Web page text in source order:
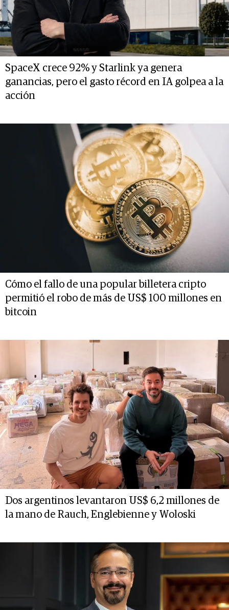
SpaceX crece 92% y Starlink ya genera
ganancias, pero el gasto récord en IA golpea a la
acción
Cómo el fallo de una popular billetera cripto
permitió el robo de más de US$ 100 millones en
bitcoin
Dos argentinos levantaron US$ 6,2 millones de
la mano de Rauch, Englebienne y Woloski